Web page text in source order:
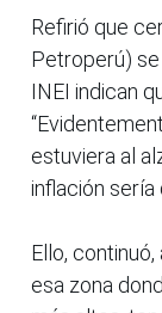
Refirió que
Petroperú) se
INEI indican
estuviera al
inflación sería
Ello,
esa zona